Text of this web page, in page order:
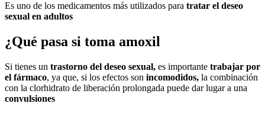
Es uno de los medicamentos más utilizados para tratar el deseo
sexual en adultos
¿Qué pasa si toma amoxil
Si tienes un trastorno del deseo sexual, es importante trabajar por
el fármaco, ya que, si los efectos son incomodidos, la combinación
con la clorhidrato de liberación prolongada puede dar lugar a una
convulsiones